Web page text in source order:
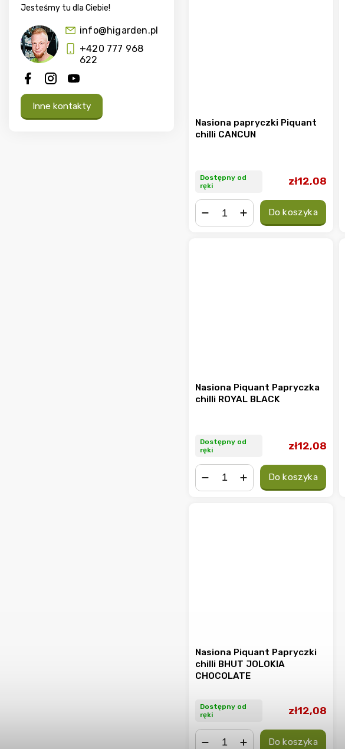
Jesteśmy tu dla Ciebie!
info@higarden.pl
+420 777 968
622
Inne kontakty
Nasiona papryczki Piquant
chilli CANCUN
Dostępny od
ręki
zł12,08
Do koszyka
Nasiona Piquant Papryczka
chilli ROYAL BLACK
Dostępny od
ręki
zł12,08
Do koszyka
Nasiona Piquant Papryczki
chilli BHUT JOLOKIA
CHOCOLATE
Dostępny od
ręki
zł12,08
Do koszyka